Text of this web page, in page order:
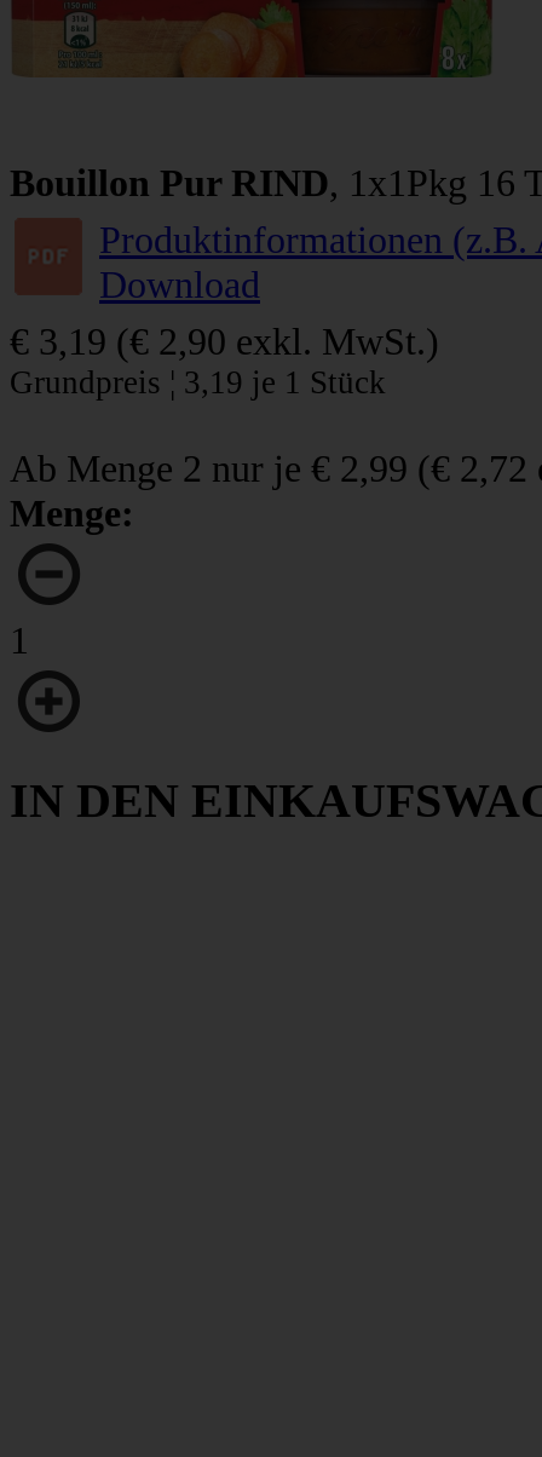
Bouillon Pur RIND, 1x1Pkg 16
Produktinformationen
Download
€ 3,19 (€ 2,90 exkl. MwSt.)
Grundpreis ¦ 3,19 je 1 Stück
Ab Menge 2 nur je € 2,99 (€ 2,72
Menge:
1
IN DEN